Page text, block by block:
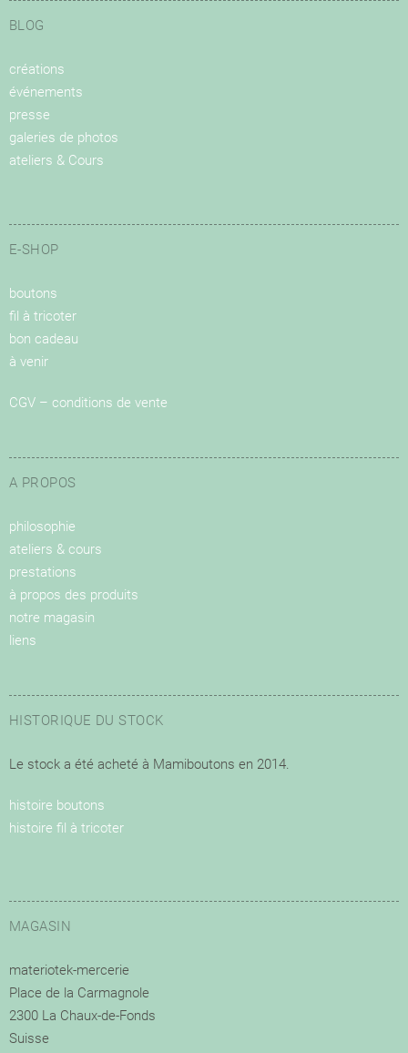
BLOG
créations
événements
presse
galeries de photos
ateliers & Cours
E-SHOP
boutons
fil à tricoter
bon cadeau
à venir
CGV – conditions de vente
A PROPOS
philosophie
ateliers & cours
prestations
à propos des produits
notre magasin
liens
HISTORIQUE DU STOCK
Le stock a été acheté à Mamiboutons en 2014.
histoire boutons
histoire fil à tricoter
MAGASIN
materiotek-mercerie
Place de la Carmagnole
2300 La Chaux-de-Fonds
Suisse